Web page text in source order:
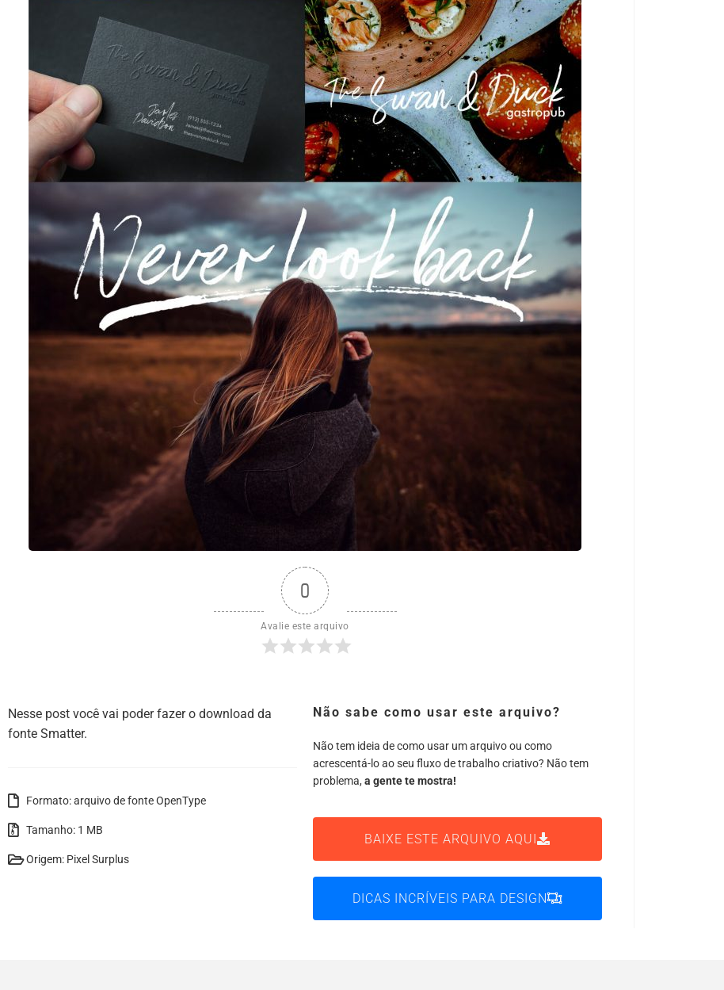
0
Avalie este arquivo
Nesse post você vai poder fazer o download da
fonte Smatter.
Formato: arquivo de fonte OpenType
Tamanho: 1 MB
Origem: Pixel Surplus
Não sabe como usar este arquivo?
Não tem ideia de como usar um arquivo ou como
acrescentá-lo ao seu fluxo de trabalho criativo? Não tem
problema, a gente te mostra!
BAIXE ESTE ARQUIVO AQUI
DICAS INCRÍVEIS PARA DESIGN